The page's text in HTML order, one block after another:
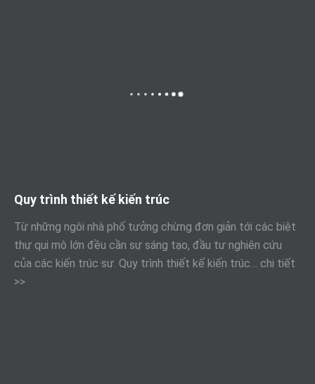
Quy trình thiết kế kiến trúc
Từ những ngôi nhà phố tưởng chừng đơn giản tới các biệt
thự qui mô lớn đều cần sự sáng tạo, đầu tư nghiên cứu
của các kiến trúc sư. Quy trình thiết kế kiến trúc… chi tiết
>>